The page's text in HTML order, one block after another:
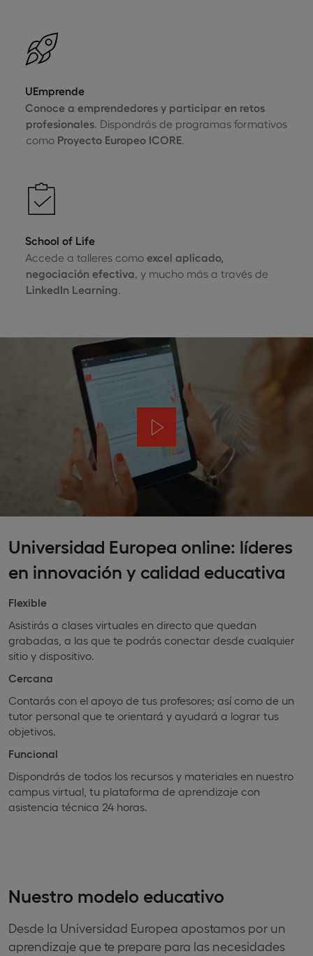
UEmprende
Conoce a emprendedores y participar en retos
profesionales. Dispondrás de programas formativos
como Proyecto Europeo ICORE.
School of Life
Accede a talleres comoexcel aplicado,
negociación efectiva, y mucho más a través de
LinkedIn Learning.
Universidad Europea online: líderes
en innovación y calidad educativa
Flexible
Asistirás a clases virtuales en directo que quedan
grabadas, a las que te podrás conectar desde cualquier
sitio y dispositivo.
Cercana
Contarás con el apoyo de tus profesores; así como de un
tutor personal que te orientará y ayudará a lograr tus
objetivos.
Funcional
Dispondrás de todos los recursos y materiales en nuestro
campus virtual, tu plataforma de aprendizaje con
asistencia técnica 24 horas.
Nuestro modelo educativo
Desde la Universidad Europea apostamos por un
aprendizaje que te prepare para las necesidades